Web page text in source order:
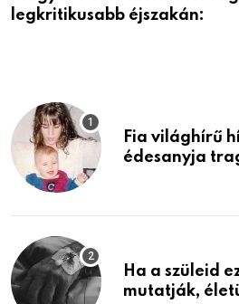
legkritikusabb éjszakán:
Fia világhírű
édesanyja
Ha a szüleid
mutatják,